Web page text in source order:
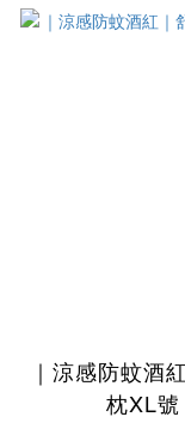
｜涼感防蚊酒
枕XL號